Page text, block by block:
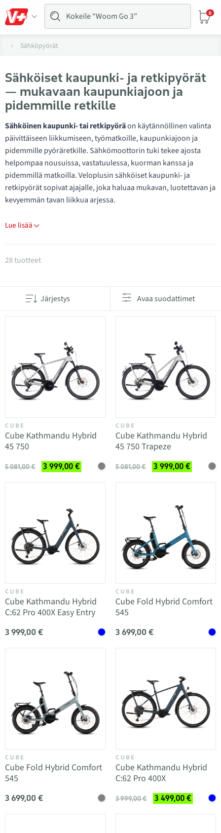
0
Sähköpyörät
Sähköiset kaupunki- ja retkipyörät
— mukavaan kaupunkiajoon ja
pidemmille retkille
Sähköinen kaupunki- tai retkipyöräon käytännöllinen valinta
päivittäiseen liikkumiseen, työmatkoille, kaupunkiajoon ja
pidemmille pyöräretkille. Sähkömoottorin tuki tekee ajosta
helpompaa nousuissa, vastatuulessa, kuorman kanssa ja
pidemmillä matkoilla. Veloplusin sähköiset kaupunki- ja
retkipyörät sopivat ajajalle, joka haluaa mukavan, luotettavan ja
kevyemmän tavan liikkua arjessa.
Lue lisää
Tuotteet kategoriassa Sähköiset retki- ja
28 tuotteet
Järjestys Avaa suodattimet
CUBE
Cube Kathmandu Hybrid
45 750
5 081,00 € 3 999,00 €
CUBE
Cube Kathmandu Hybrid
45 750 Trapeze
5 081,00 € 3 999,00 €
CUBE
Cube Kathmandu Hybrid
C:62 Pro 400X Easy Entry
3 999,00 €
CUBE
Cube Fold Hybrid Comfort
545
3 699,00 €
CUBE
Cube Fold Hybrid Comfort
545
3 699,00 €
CUBE
Cube Kathmandu Hybrid
C:62 Pro 400X
3 999,00 € 3 499,00 €